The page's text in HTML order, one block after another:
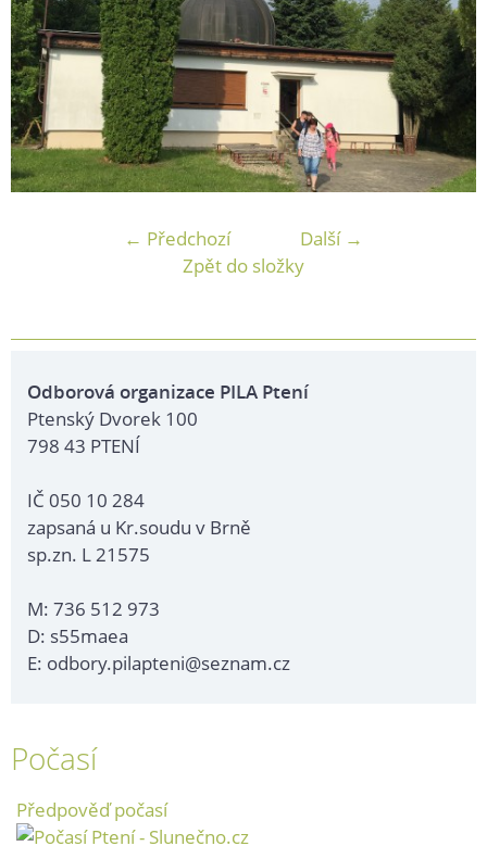
← Předchozí
Další →
Zpět do složky
Odborová organizace PILA Ptení
Ptenský Dvorek 100
798 43 PTENÍ
IČ 050 10 284
zapsaná u Kr.soudu v Brně
sp.zn. L 21575
M: 736 512 973
D: s55maea
E: odbory.pilapteni@seznam.cz
Počasí
Předpověď počasí